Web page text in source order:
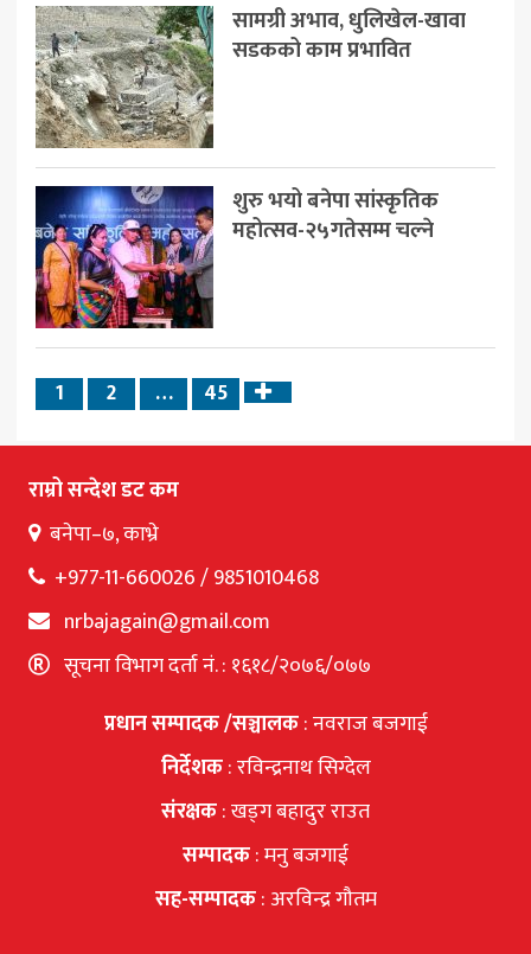
सामग्री अभाव, धुलिखेल-खावा
सडकको काम प्रभावित
शुरु भयो बनेपा सांस्कृतिक
महोत्सव-२५गतेसम्म चल्ने
1 2 … 45
Next
राम्रो सन्देश डट कम
बनेपा–७, काभ्रे
+977-11-660026 / 9851010468
nrbajagain@gmail.com
सूचना विभाग दर्ता नं. : १६१८/२०७६/०७७
प्रधान सम्पादक /सञ्चालक: नवराज बजगाई
निर्देशक: रविन्द्रनाथ सिग्देल
संरक्षक: खड्ग बहादुर राउत
सम्पादक: मनु बजगाई
सह-सम्पादक: अरविन्द्र गौतम